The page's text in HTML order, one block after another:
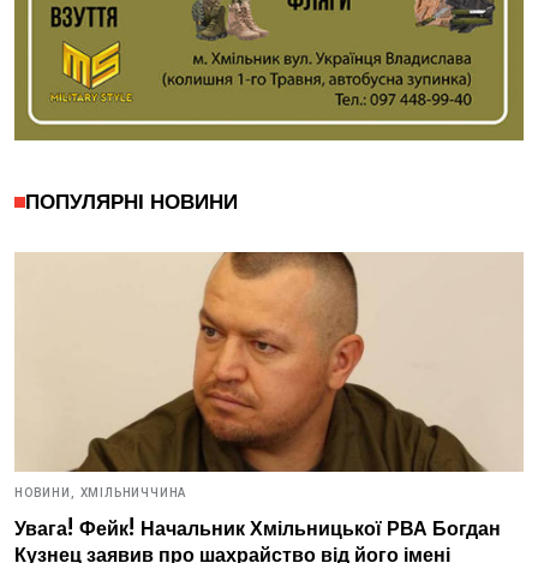
ПОПУЛЯРНІ НОВИНИ
НОВИНИ, ХМІЛЬНИЧЧИНА
Увага! Фейк! Начальник Хмільницької РВА Богдан
Кузнец заявив про шахрайство від його імені